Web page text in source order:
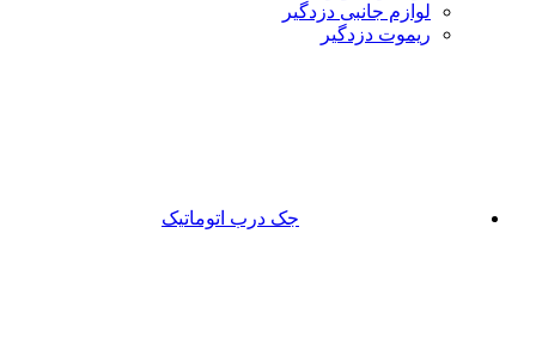
لوازم جانبی دزدگیر
ریموت دزدگیر
جک درب اتوماتیک